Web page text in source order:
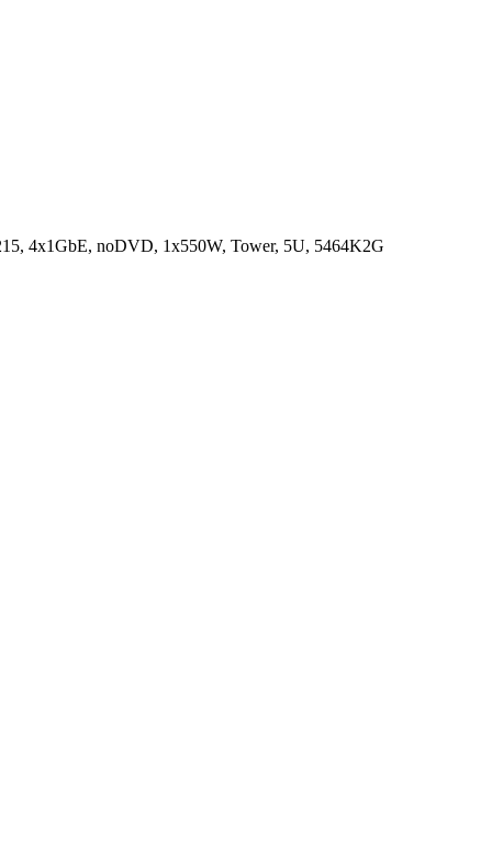
4x1GbE, noDVD, 1x550W, Tower, 5U, 5464K2G